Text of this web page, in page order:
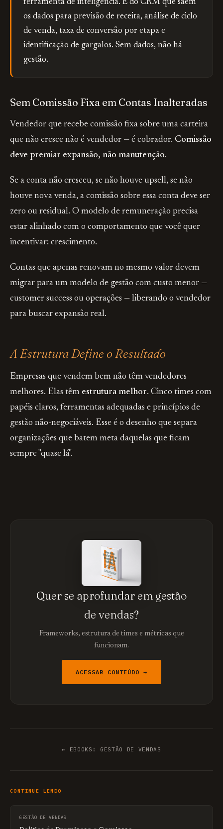
ferramenta de inteligência. É do CRM que saem
os dados para previsão de receita, análise de ciclo
de venda, taxa de conversão por etapa e
identificação de gargalos. Sem dados, não há
gestão.
Sem Comissão Fixa em Contas Inalteradas
Vendedor que recebe comissão fixa sobre uma carteira
que não cresce não é vendedor — é cobrador. Comissão
deve premiar expansão, não manutenção.
Se a conta não cresceu, se não houve upsell, se não
houve nova venda, a comissão sobre essa conta deve ser
zero ou residual. O modelo de remuneração precisa
estar alinhado com o comportamento que você quer
incentivar: crescimento.
Contas que apenas renovam no mesmo valor devem
migrar para um modelo de gestão com custo menor —
customer success ou operações — liberando o vendedor
para buscar expansão real.
A Estrutura Define o Resultado
Empresas que vendem bem não têm vendedores
melhores. Elas têm estrutura melhor. Cinco times com
papéis claros, ferramentas adequadas e princípios de
gestão não-negociáveis. Esse é o desenho que separa
organizações que batem meta daquelas que ficam
sempre "quase lá".
Quer se aprofundar em gestão
de vendas?
Frameworks, estrutura de times e métricas que
funcionam.
ACESSAR CONTEÚDO →
← EBOOKS: GESTÃO DE VENDAS
CONTINUE LENDO
GESTÃO DE VENDAS